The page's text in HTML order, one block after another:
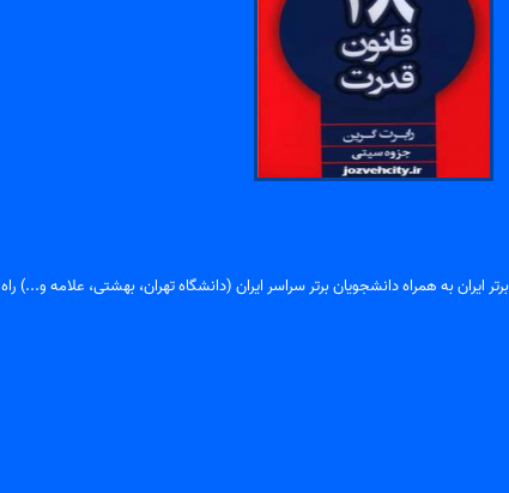
به همراه دانشجویان برتر سراسر ایران (دانشگاه تهران، بهشتی، علامه و...) راه